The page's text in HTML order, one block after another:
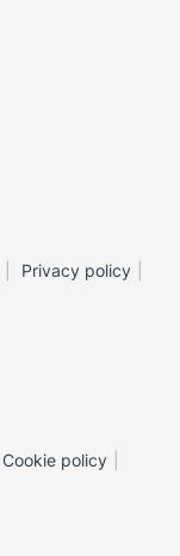
Privacy policy
Cookie policy